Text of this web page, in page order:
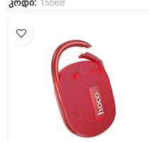
კოდი: 15569